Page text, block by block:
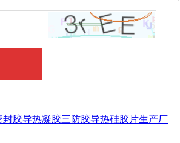
封胶导热凝胶三防胶导热硅胶片生产厂